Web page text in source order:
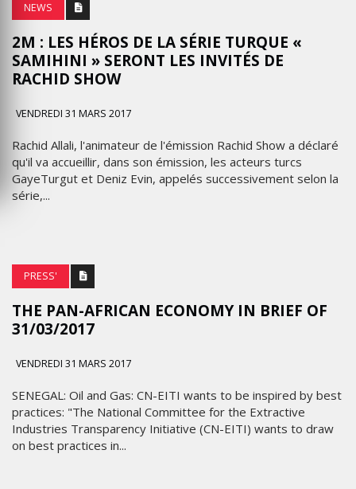
NEWS
2M : LES HÉROS DE LA SÉRIE TURQUE «
SAMIHINI » SERONT LES INVITÉS DE
RACHID SHOW
VENDREDI 31 MARS 2017
Rachid Allali, l'animateur de l'émission Rachid Show a déclaré
qu'il va accueillir, dans son émission, les acteurs turcs
GayeTurgut et Deniz Evin, appelés successivement selon la
série,...
PRESS'
THE PAN-AFRICAN ECONOMY IN BRIEF OF
31/03/2017
VENDREDI 31 MARS 2017
SENEGAL: Oil and Gas: CN-EITI wants to be inspired by best
practices: "The National Committee for the Extractive
Industries Transparency Initiative (CN-EITI) wants to draw
on best practices in...